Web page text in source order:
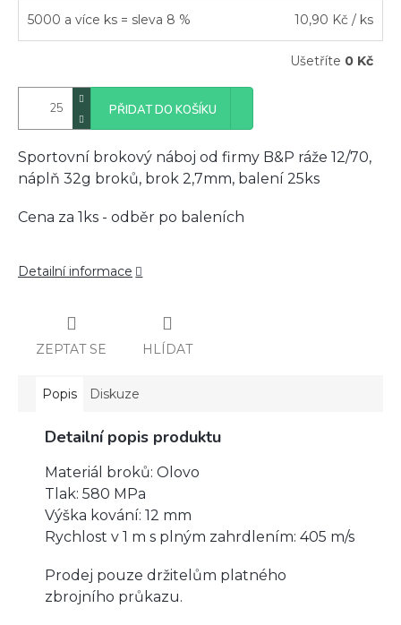
5000 a více ks = sleva 8 % 10,90 Kč / ks
Ušetříte 0 Kč
PŘIDAT DO KOŠÍKU
Sportovní brokový náboj od firmy B&P ráže 12/70,
náplň 32g broků, brok 2,7mm, balení 25ks
Cena za 1ks - odběr po baleních
Detailní informace
ZEPTAT SE HLÍDAT
Popis Diskuze
Detailní popis produktu
Materiál broků: Olovo
Tlak: 580 MPa
Výška kování: 12 mm
Rychlost v 1 m s plným zahrdlením: 405 m/s
Prodej pouze držitelům platného
zbrojního průkazu.